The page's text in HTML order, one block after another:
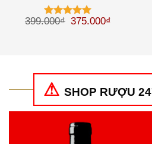
Chardonnay
Được xếp
399.000₫ Giá gốc là:
375.000₫ Giá
SHOP RƯỢU